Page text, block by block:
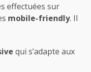
effectuées sur
mobile-friendly. Il
qui s’adapte aux